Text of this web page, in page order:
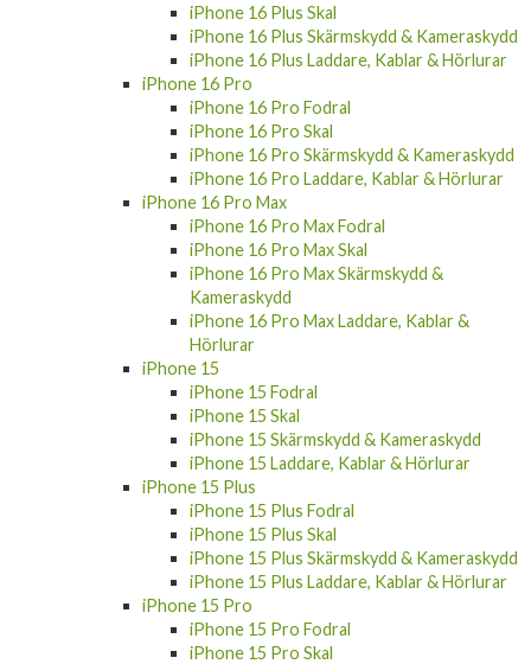
iPhone 16 Plus Skal
iPhone 16 Plus Skärmskydd & Kameraskydd
iPhone 16 Plus Laddare, Kablar & Hörlurar
iPhone 16 Pro
iPhone 16 Pro Fodral
iPhone 16 Pro Skal
iPhone 16 Pro Skärmskydd & Kameraskydd
iPhone 16 Pro Laddare, Kablar & Hörlurar
iPhone 16 Pro Max
iPhone 16 Pro Max Fodral
iPhone 16 Pro Max Skal
iPhone 16 Pro Max Skärmskydd &
Kameraskydd
iPhone 16 Pro Max Laddare, Kablar &
Hörlurar
iPhone 15
iPhone 15 Fodral
iPhone 15 Skal
iPhone 15 Skärmskydd & Kameraskydd
iPhone 15 Laddare, Kablar & Hörlurar
iPhone 15 Plus
iPhone 15 Plus Fodral
iPhone 15 Plus Skal
iPhone 15 Plus Skärmskydd & Kameraskydd
iPhone 15 Plus Laddare, Kablar & Hörlurar
iPhone 15 Pro
iPhone 15 Pro Fodral
iPhone 15 Pro Skal